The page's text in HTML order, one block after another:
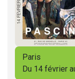
Paris
Du 14 février